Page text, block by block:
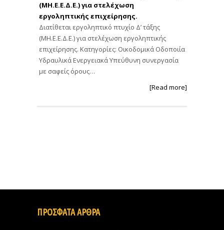
(ΜΗ.Ε.Ε.Δ.Ε.) για στελέχωση
εργοληπτικής επιχείρησης.
Διατίθεται εργοληπτικό πτυχίο Δ’ τάξης
(ΜΗ.Ε.Ε.Δ.Ε.) για στελέχωση εργοληπτικής
επιχείρησης. Κατηγορίες: Οικοδομικά Οδοποιία
Υδραυλικά Ενεργειακά Υπεύθυνη συνεργασία
με σαφείς όρους…
[Read more]
ΠΡΟΣΦΑΤΑ ΑΡΘΡΑ